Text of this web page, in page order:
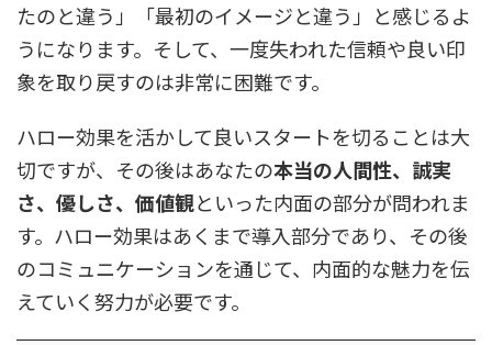
たのと違う」「最初のイメージと違う」と感じるよ
うになります。そして、一度失われた信頼や良い印
象を取り戻すのは非常に困難です。
ハロー効果を活かして良いスタートを切ることは大
切ですが、その後はあなたの本当の人間性、誠実
さ、優しさ、価値観といった内面の部分が問われま
す。ハロー効果はあくまで導入部分であり、その後
のコミュニケーションを通じて、内面的な魅力を伝
えていく努力が必要です。